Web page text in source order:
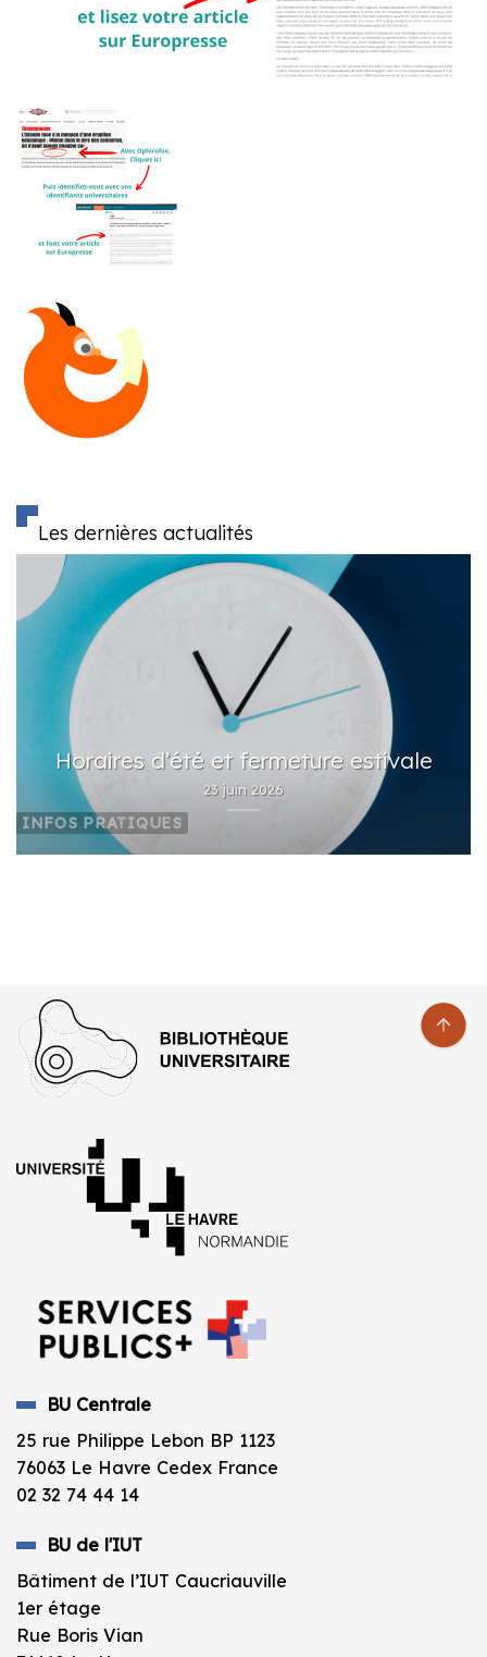
Les dernières actualités
INFOS PRATIQUES
Horaires d’été et fermeture estivale
23 juin 2026
BU Centrale
25 rue Philippe Lebon BP 1123
76063 Le Havre Cedex France
02 32 74 44 14
BU de l'IUT
Bâtiment de l’IUT Caucriauville
1er étage
Rue Boris Vian